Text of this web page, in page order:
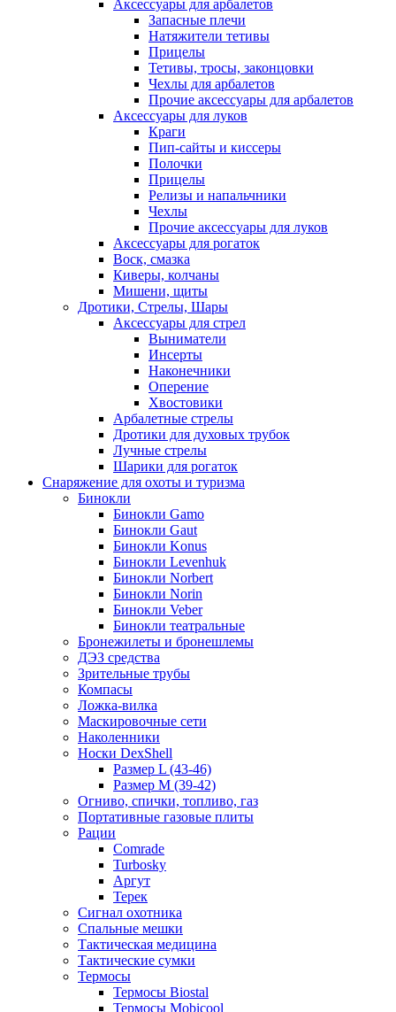
Аксессуары для арбалетов
Запасные плечи
Натяжители тетивы
Прицелы
Тетивы, тросы, законцовки
Чехлы для арбалетов
Прочие аксессуары для арбалетов
Аксессуары для луков
Краги
Пип-сайты и киссеры
Полочки
Прицелы
Релизы и напальчники
Чехлы
Прочие аксессуары для луков
Аксессуары для рогаток
Воск, смазка
Киверы, колчаны
Мишени, щиты
Дротики, Стрелы, Шары
Аксессуары для стрел
Выниматели
Инсерты
Наконечники
Оперение
Хвостовики
Арбалетные стрелы
Дротики для духовых трубок
Лучные стрелы
Шарики для рогаток
Снаряжение для охоты и туризма
Бинокли
Бинокли Gamo
Бинокли Gaut
Бинокли Konus
Бинокли Levenhuk
Бинокли Norbert
Бинокли Norin
Бинокли Veber
Бинокли театральные
Бронежилеты и бронешлемы
ДЭЗ средства
Зрительные трубы
Компасы
Ложка-вилка
Маскировочные сети
Наколенники
Носки DexShell
Размер L (43-46)
Размер M (39-42)
Огниво, спички, топливо, газ
Портативные газовые плиты
Рации
Comrade
Turbosky
Аргут
Терек
Сигнал охотника
Спальные мешки
Тактическая медицина
Тактические сумки
Термосы
Термосы Biostal
Термосы Mobicool